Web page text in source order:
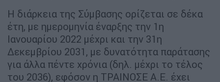
Η διάρκεια της Σύμβασης ορίζεται σε δέκα
έτη, με ημερομηνία έναρξης την 1η
Ιανουαρίου 2022 μέχρι και την 31η
Δεκεμβρίου 2031, με δυνατότητα παράτασης
για άλλα πέντε χρόνια (δηλ. μέχρι το τέλος
του 2036), εφόσον η ΤΡΑΙΝΟΣΕ Α.Ε. έχει